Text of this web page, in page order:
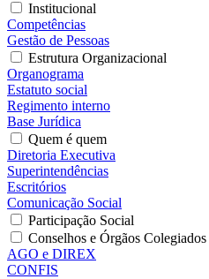
Institucional
Competências
Gestão de Pessoas
Estrutura Organizacional
Organograma
Estatuto social
Regimento interno
Base Jurídica
Quem é quem
Diretoria Executiva
Superintendências
Escritórios
Comunicação Social
Participação Social
Conselhos e Órgãos Colegiados
AGO e DIREX
CONFIS